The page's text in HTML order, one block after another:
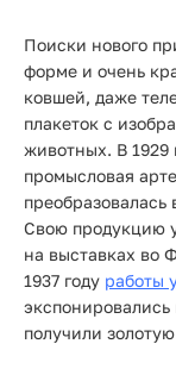
Поиски нового
форме и очень
ковшей, даже
плакеток с
животных. В 1929
промысловая
Свою продукцию
на выставках во
1937 году работы
получили